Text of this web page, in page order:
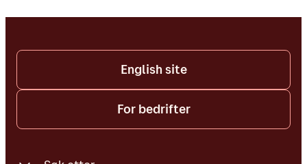
English site
For bedrifter